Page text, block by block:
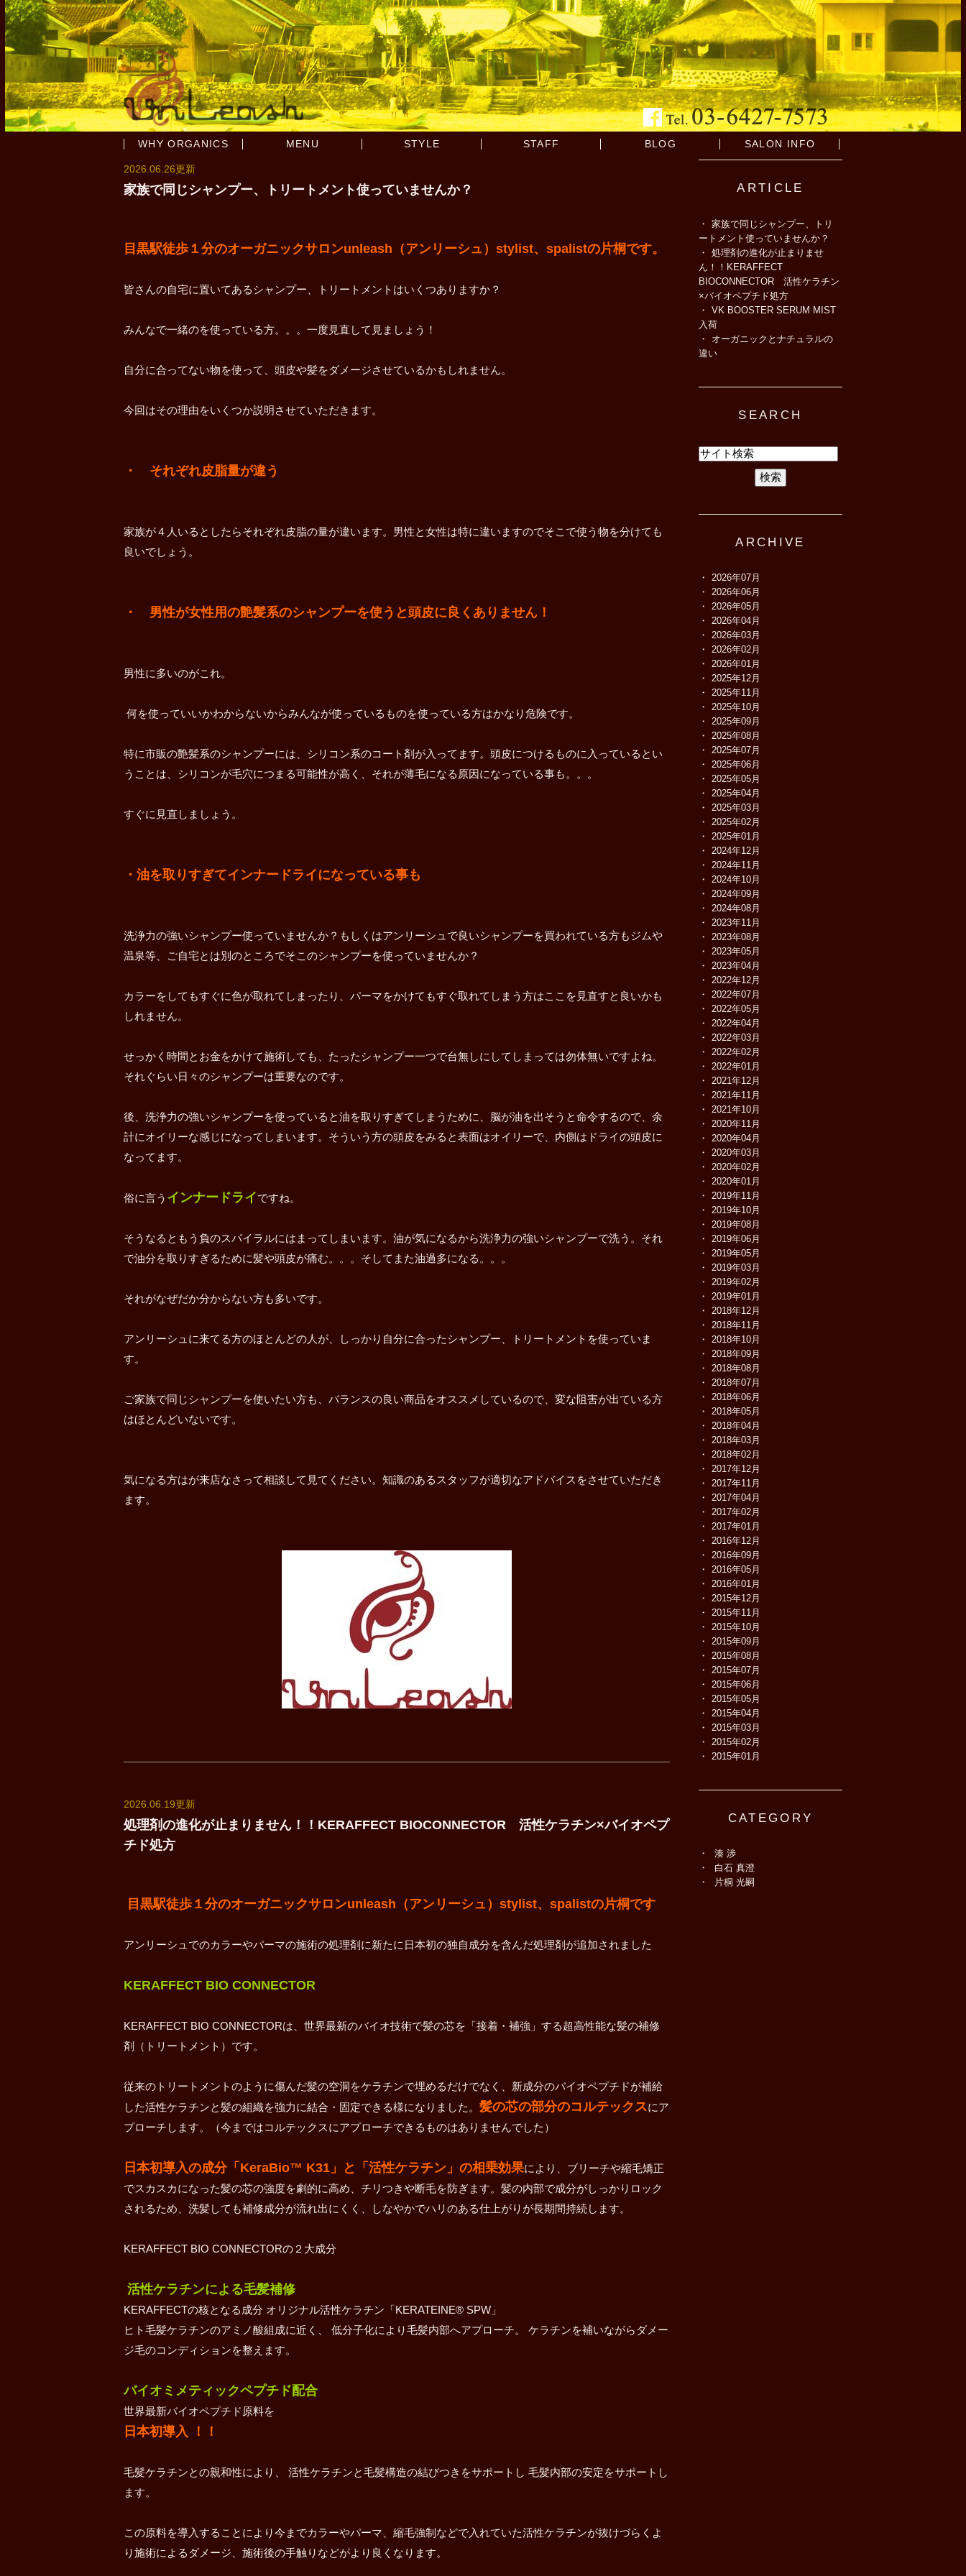
WHY ORGANICS MENU STYLE STAFF BLOG SALON INFO
2026.06.26更新
家族で同じシャンプー、トリートメント使っていませんか？
目黒駅徒歩１分のオーガニックサロンunleash（アンリーシュ）stylist、spalistの片桐です。
皆さんの自宅に置いてあるシャンプー、トリートメントはいくつありますか？
みんなで一緒のを使っている方。。。一度見直して見ましょう！
自分に合ってない物を使って、頭皮や髪をダメージさせているかもしれません。
今回はその理由をいくつか説明させていただきます。
・ それぞれ皮脂量が違う
家族が４人いるとしたらそれぞれ皮脂の量が違います。男性と女性は特に違いますのでそこで使う物を分けても
良いでしょう。
・ 男性が女性用の艶髪系のシャンプーを使うと頭皮に良くありません！
男性に多いのがこれ。
何を使っていいかわからないからみんなが使っているものを使っている方はかなり危険です。
特に市販の艶髪系のシャンプーには、シリコン系のコート剤が入ってます。頭皮につけるものに入っているとい
うことは、シリコンが毛穴につまる可能性が高く、それが薄毛になる原因になっている事も。。。
すぐに見直しましょう。
・油を取りすぎてインナードライになっている事も
洗浄力の強いシャンプー使っていませんか？もしくはアンリーシュで良いシャンプーを買われている方もジムや
温泉等、ご自宅とは別のところでそこのシャンプーを使っていませんか？
カラーをしてもすぐに色が取れてしまったり、パーマをかけてもすぐ取れてしまう方はここを見直すと良いかも
しれません。
せっかく時間とお金をかけて施術しても、たったシャンプー一つで台無しにしてしまっては勿体無いですよね。
それぐらい日々のシャンプーは重要なのです。
後、洗浄力の強いシャンプーを使っていると油を取りすぎてしまうために、脳が油を出そうと命令するので、余
計にオイリーな感じになってしまいます。そういう方の頭皮をみると表面はオイリーで、内側はドライの頭皮に
なってます。
俗に言う インナードライですね。
そうなるともう負のスパイラルにはまってしまいます。油が気になるから洗浄力の強いシャンプーで洗う。それ
で油分を取りすぎるために髪や頭皮が痛む。。。そしてまた油過多になる。。。
それがなぜだか分からない方も多いです。
アンリーシュに来てる方のほとんどの人が、しっかり自分に合ったシャンプー、トリートメントを使っていま
す。
ご家族で同じシャンプーを使いたい方も、バランスの良い商品をオススメしているので、変な阻害が出ている方
はほとんどいないです。
気になる方はが来店なさって相談して見てください。知識のあるスタッフが適切なアドバイスをさせていただき
ます。
2026.06.19更新
処理剤の進化が止まりません！！KERAFFECT BIOCONNECTOR 活性ケラチン×バイオペプ
チド処方
目黒駅徒歩１分のオーガニックサロンunleash（アンリーシュ）stylist、spalistの片桐です
アンリーシュでのカラーやパーマの施術の処理剤に新たに日本初の独自成分を含んだ処理剤が追加されました
KERAFFECT BIO CONNECTOR
KERAFFECT BIO CONNECTORは、世界最新のバイオ技術で髪の芯を「接着・補強」する超高性能な髪の補修
剤（トリートメント）です。
従来のトリートメントのように傷んだ髪の空洞をケラチンで埋めるだけでなく、新成分のバイオペプチドが補給
した活性ケラチンと髪の組織を強力に結合・固定できる様になりました。 髪の芯の部分のコルテックスにア
プローチします。（今まではコルテックスにアプローチできるものはありませんでした）
日本初導入の成分「KeraBio™ K31」と「活性ケラチン」の相乗効果により、ブリーチや縮毛矯正
でスカスカになった髪の芯の強度を劇的に高め、チリつきや断毛を防ぎます。髪の内部で成分がしっかりロック
されるため、洗髪しても補修成分が流れ出にくく、しなやかでハリのある仕上がりが長期間持続します。
KERAFFECT BIO CONNECTORの２大成分
活性ケラチンによる毛髪補修
KERAFFECTの核となる成分 オリジナル活性ケラチン「KERATEINE® SPW」
ヒト毛髪ケラチンのアミノ酸組成に近く、 低分子化により毛髪内部へアプローチ。 ケラチンを補いながらダメー
ジ毛のコンディションを整えます。
バイオミメティックペプチド配合
世界最新バイオペプチド原料を
日本初導入 ！！
毛髪ケラチンとの親和性により、 活性ケラチンと毛髪構造の結びつきをサポートし 毛髪内部の安定をサポートし
ます。
この原料を導入することにより今までカラーやパーマ、縮毛強制などで入れていた活性ケラチンが抜けづらくよ
り施術によるダメージ、施術後の手触りなどがより良くなります。
ARTICLE
家族で同じシャンプー、トリ
ートメント使っていませんか？
処理剤の進化が止まりませ
ん！！KERAFFECT
BIOCONNECTOR 活性ケラチン
×バイオペプチド処方
VK BOOSTER SERUM MIST
入荷
オーガニックとナチュラルの
違い
SEARCH
ARCHIVE
2026年07月
2026年06月
2026年05月
2026年04月
2026年03月
2026年02月
2026年01月
2025年12月
2025年11月
2025年10月
2025年09月
2025年08月
2025年07月
2025年06月
2025年05月
2025年04月
2025年03月
2025年02月
2025年01月
2024年12月
2024年11月
2024年10月
2024年09月
2024年08月
2023年11月
2023年08月
2023年05月
2023年04月
2022年12月
2022年07月
2022年05月
2022年04月
2022年03月
2022年02月
2022年01月
2021年12月
2021年11月
2021年10月
2020年11月
2020年04月
2020年03月
2020年02月
2020年01月
2019年11月
2019年10月
2019年08月
2019年06月
2019年05月
2019年03月
2019年02月
2019年01月
2018年12月
2018年11月
2018年10月
2018年09月
2018年08月
2018年07月
2018年06月
2018年05月
2018年04月
2018年03月
2018年02月
2017年12月
2017年11月
2017年04月
2017年02月
2017年01月
2016年12月
2016年09月
2016年05月
2016年01月
2015年12月
2015年11月
2015年10月
2015年09月
2015年08月
2015年07月
2015年06月
2015年05月
2015年04月
2015年03月
2015年02月
2015年01月
CATEGORY
湊 渉
白石 真澄
片桐 光嗣